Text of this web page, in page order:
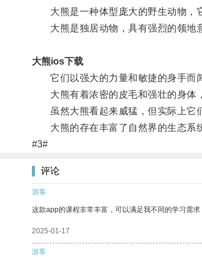
大熊是一种体型庞大的野生动物，它
大熊是独居动物，具有强烈的领地
大熊ios下载
它们以强大的力量和敏捷的身手而
大熊有着浓密的皮毛和强壮的身体，
虽然大熊看起来威猛，但实际上它
大熊的存在丰富了自然界的生态系
#3#
评论
游客
这款app的课程非常丰富，可以满足我不同的学习需求
2025-01-17
游客